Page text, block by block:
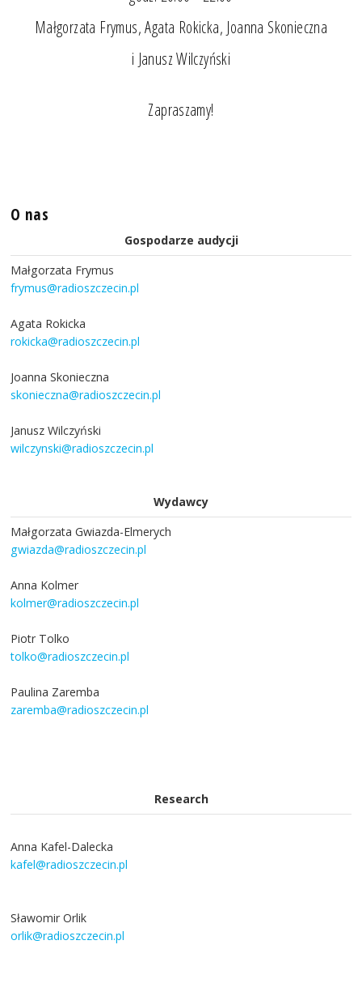
Małgorzata Frymus, Agata Rokicka, Joanna Skonieczna
i Janusz Wilczyński
Zapraszamy!
O nas
Gospodarze audycji
Małgorzata Frymus
frymus@radioszczecin.pl
Agata Rokicka
rokicka@radioszczecin.pl
Joanna Skonieczna
skonieczna@radioszczecin.pl
Janusz Wilczyński
wilczynski@radioszczecin.pl
Wydawcy
Małgorzata Gwiazda-Elmerych
gwiazda@radioszczecin.pl
Anna Kolmer
kolmer@radioszczecin.pl
Piotr Tolko
tolko@radioszczecin.pl
Paulina Zaremba
zaremba@radioszczecin.pl
Research
Anna Kafel-Dalecka
kafel@radioszczecin.pl
Sławomir Orlik
orlik@radioszczecin.pl